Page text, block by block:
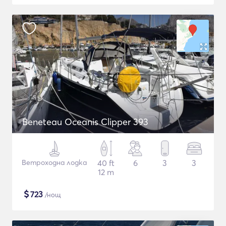
Beneteau Oceanis Clipper 393
Ветроходна лодка
40 ft
12 m
6 3 3
$723 /нощ